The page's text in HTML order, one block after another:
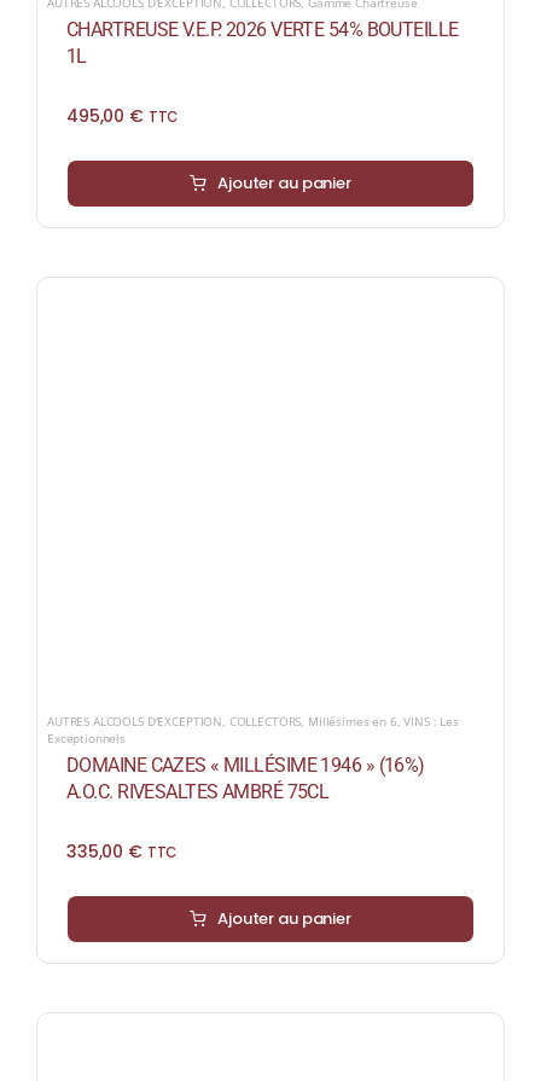
CHARTREUSE V.E.P. 2026 VERTE 54% BOUTEILLE
1L
495,00 € TTC
Ajouter au panier
AUTRES ALCOOLS D'EXCEPTION COLLECTORS Millésimes en 6 ,VINS : Les
Exceptionnels
DOMAINE CAZES « MILLÉSIME 1946 » (16%)
A.O.C. RIVESALTES AMBRÉ 75CL
335,00 € TTC
Ajouter au panier